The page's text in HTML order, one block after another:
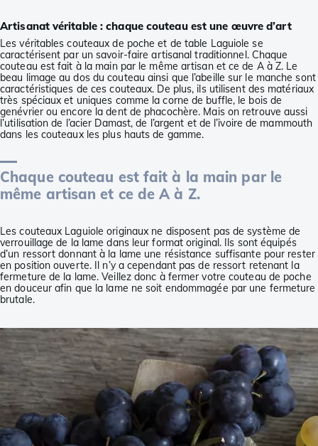
Artisanat véritable : chaque couteau est une œuvre d’art
Les véritables couteaux de poche et de table Laguiole se
caractérisent par un savoir-faire artisanal traditionnel. Chaque
couteau est fait à la main par le même artisan et ce de A à Z. Le
beau limage au dos du couteau ainsi que l’abeille sur le manche sont
caractéristiques de ces couteaux. De plus, ils utilisent des matériaux
très spéciaux et uniques comme la corne de buffle, le bois de
genévrier ou encore la dent de phacochère. Mais on retrouve aussi
l’utilisation de l’acier Damast, de l’argent et de l’ivoire de mammouth
dans les couteaux les plus hauts de gamme.
Chaque couteau est fait à la main par le
même artisan et ce de A à Z.
Les couteaux Laguiole originaux ne disposent pas de système de
verrouillage de la lame dans leur format original. Ils sont équipés
d’un ressort donnant à la lame une résistance suffisante pour rester
en position ouverte. Il n’y a cependant pas de ressort retenant la
fermeture de la lame. Veillez donc à fermer votre couteau de poche
en douceur afin que la lame ne soit endommagée par une fermeture
brutale.